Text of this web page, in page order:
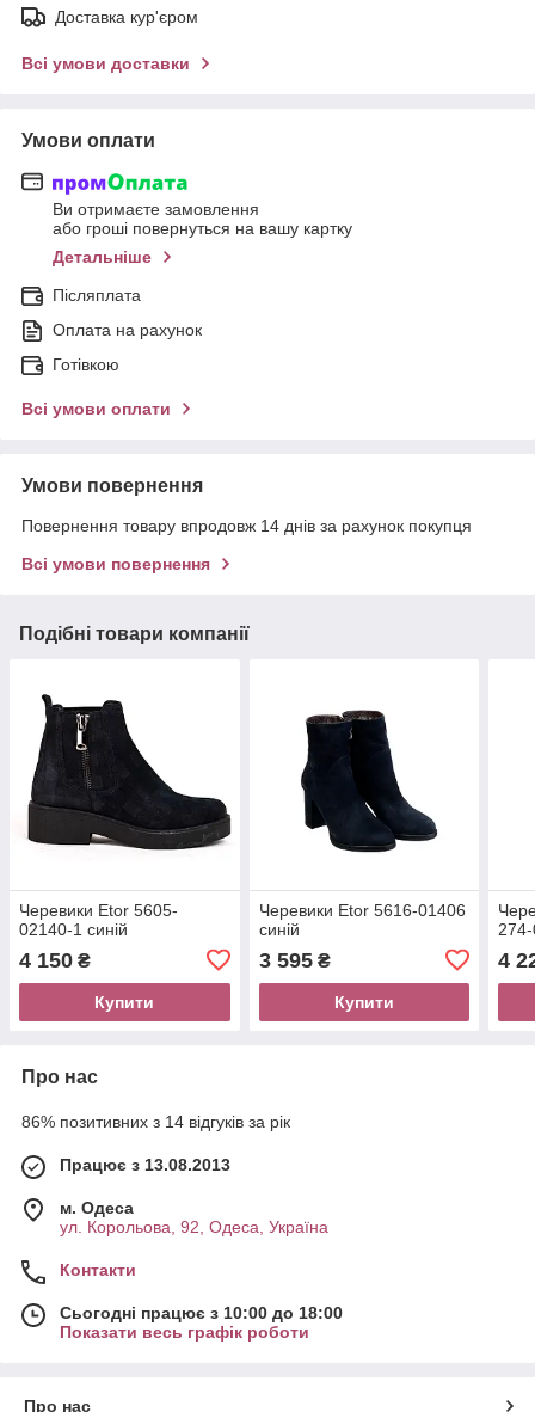
Доставка кур'єром
Всі умови доставки
Умови оплати
Ви отримаєте замовлення
або гроші повернуться на вашу картку
Детальніше
Післяплата
Оплата на рахунок
Готівкою
Всі умови оплати
Умови повернення
Повернення товару впродовж 14 днів за рахунок покупця
Всі умови повернення
Подібні товари компанії
Черевики Etor 5605-
02140-1 синій
4 150 ₴
Купити
Черевики Etor 5616-01406
синій
3 595₴
Купити
274-
4
Про нас
86% позитивних з 14 відгуків за рік
Працює з 13.08.2013
м. Одеса
ул. Корольова, 92, Одеса, Україна
Контакти
Сьогодні працює з 10:00 до 18:00
Показати весь графік роботи
Про нас